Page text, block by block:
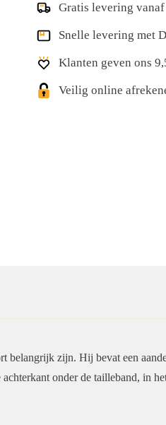
Gratis levering
Snelle levering met
Klanten geven ons
Veilig online
zijn. Hij bevat een
onder de tailleband, in